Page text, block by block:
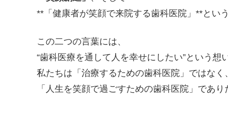
**「健康者が笑顔で来院する歯科医院」**とい
この二つの言葉には、
“歯科医療を通して人を幸せにしたい”という想
私たちは「治療するための歯科医院」ではなく、
「人生を笑顔で過ごすための歯科医院」であり